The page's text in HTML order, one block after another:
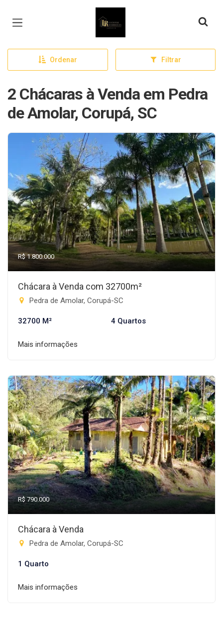
Página inicial
Ordenar Filtrar
2 Chácaras à Venda em Pedra
de Amolar, Corupá, SC
R$ 1.800.000
Chácara à Venda com 32700m²
Pedra de Amolar, Corupá-SC
32700 M² 4 Quartos
Mais informações
R$ 790.000
Chácara à Venda
Pedra de Amolar, Corupá-SC
1 Quarto
Mais informações